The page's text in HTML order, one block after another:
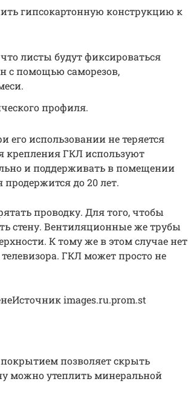
гипсокартонную конструкцию к
листы будут фиксироваться
с помощью саморезов,
профиля.
его использовании не теряется
крепления ГКЛ используют
и поддерживать в помещении
до 20 лет.
проводку. Для того, чтобы
стену. Вентиляционные же трубы
К тому же в этом случае нет
ГКЛ может просто не
images.ru.prom.st
позволяет скрыть
можно утеплить минеральной